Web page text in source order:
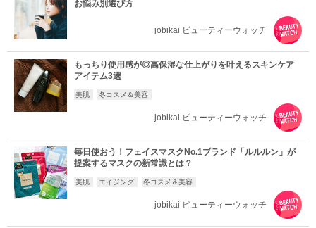
お悩み別選び方
jobikai ビューティーウォッチ
もっちり使用感が◎高保湿な仕上がりを叶えるスキンケア
アイテム3選
美肌 冬コスメ＆美容
jobikai ビューティーウォッチ
毎日使おう！フェイスマスクNo.1ブランド「ルルルン」が
提案するマスクの新常識とは？
美肌 エイジング 冬コスメ＆美容
jobikai ビューティーウォッチ